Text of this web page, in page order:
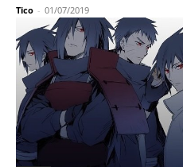
Tico - 01/07/2019